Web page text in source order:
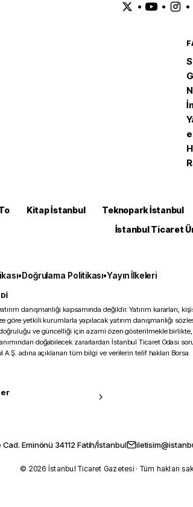
• • •
Kitap İstanbul Teknopark İstanbul
İstanbul Ticaret
•Doğrulama Politikası•Yayın İlkeleri
danışmanlığı kapsamında değildir. Yatırım kararları,
yetkili kurumlarla yapılacak yatırım danışmanlığı
ve güncelliği için azami özen gösterilmekle birlikte,
doğabilecek zararlardan İstanbul Ticaret Odası
adına açıklanan tüm bilgi ve verilerin telif hakları Borsa
Eminönü 34112 Fatih/İstanbul
© 2026 İstanbul Ticaret Gazetesi · Tüm hakları